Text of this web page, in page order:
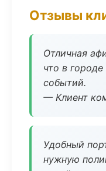
Отзывы
Отличная
что в
событий.
— Клиент
Удобный
нужную